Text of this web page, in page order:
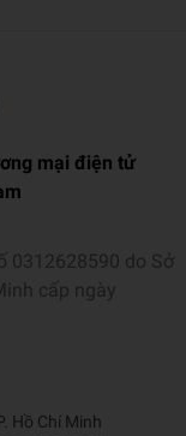
mại điện tử
0312628590 do Sở
cấp ngày
Hồ Chí Minh